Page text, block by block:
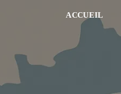
ACCUEIL